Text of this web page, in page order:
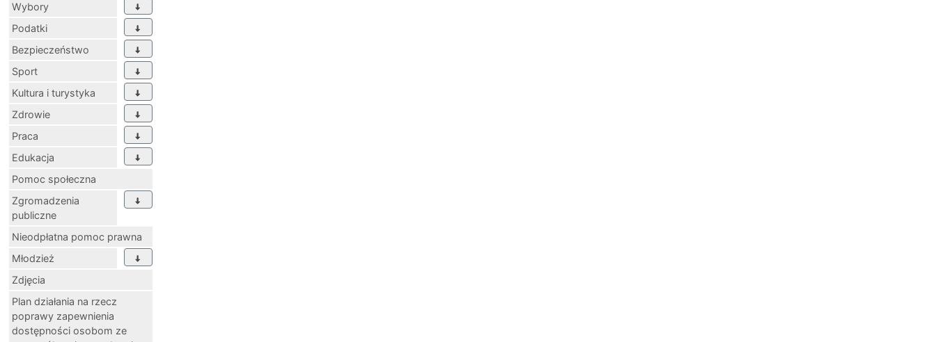
Wybory
Podatki
Bezpieczeństwo
Sport
Kultura i turystyka
Zdrowie
Praca
Edukacja
Pomoc społeczna
Zgromadzenia
publiczne
Nieodpłatna pomoc prawna
Młodzież
Zdjęcia
Plan działania na rzecz
poprawy zapewnienia
dostępności osobom ze